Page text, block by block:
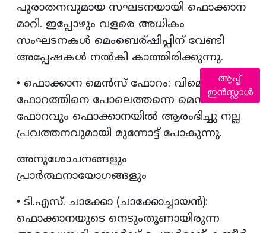
പുരാതനവുമായ സഘടനയായി ഫൊക്കാന
മാറി. ഇപ്പോഴും വളരെ അധികം
സംഘടനകൾ മെംബെര്ഷിപ്പിന് വേണ്ടി
അപ്പേഷകൾ നൽകി കാത്തിരിക്കുന്നു.
• ഫൊക്കാന മെൻസ് ഫോറം: വിമെൻസ്
ഫോറത്തിനെ പോലെത്തന്നെ മെൻസ്
ഫോറവും ഫൊക്കാനയിൽ ആരംഭിച്ചു നല്ല
പ്രവത്തനവുമായി മുന്നോട്ട് പോകുന്നു.
അനുശോചനങ്ങളും
പ്രാർത്ഥനായോഗങ്ങളും
• ടി.എസ്. ചാക്കോ (ചാക്കോച്ചായൻ):
ഫൊക്കാനയുടെ നെടുംതൂണായിരുന്ന
ആപ്പ്
ഇൻസ്റ്റാൾ